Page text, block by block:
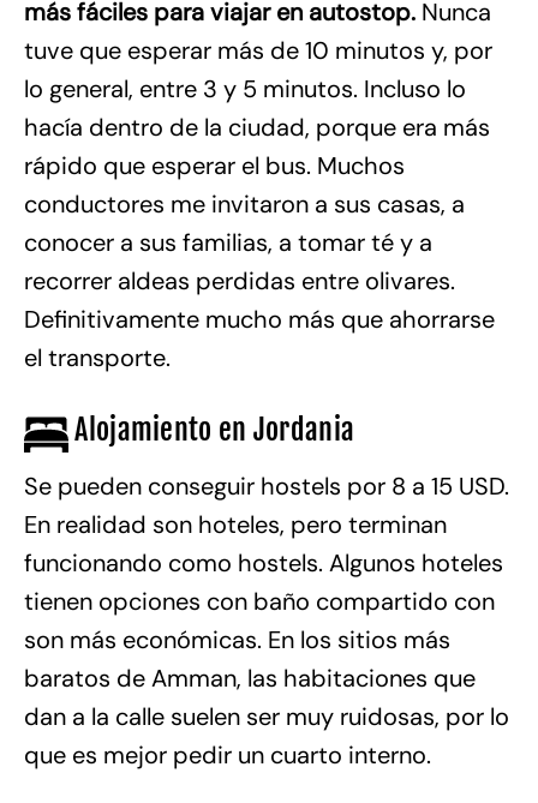
más fáciles para viajar en autostop. Nunca
tuve que esperar más de 10 minutos y, por
lo general, entre 3 y 5 minutos. Incluso lo
hacía dentro de la ciudad, porque era más
rápido que esperar el bus. Muchos
conductores me invitaron a sus casas, a
conocer a sus familias, a tomar té y a
recorrer aldeas perdidas entre olivares.
Definitivamente mucho más que ahorrarse
el transporte.
Alojamiento en Jordania
Se pueden conseguir hostels por 8 a 15 USD.
En realidad son hoteles, pero terminan
funcionando como hostels. Algunos hoteles
tienen opciones con baño compartido con
son más económicas. En los sitios más
baratos de Amman, las habitaciones que
dan a la calle suelen ser muy ruidosas, por lo
que es mejor pedir un cuarto interno.